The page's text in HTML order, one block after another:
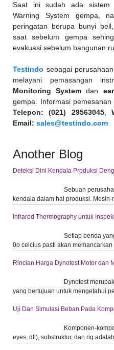
Saat ini sudah ada sistem
Warning System gempa,
peringatan berupa bunyi
saat sebelum gempa
evakuasi sebelum bangunan
Testindo sebagai
melayani pemasangan
Monitoring System dan
gempa. Informasi
Telepon: (021) 29563045,
Email: sales@testindo.com
Another Blog
Deteksi Dini Kendala Produksi
​Sebuah
kendala dalam hal produksi.
Infrared Thermography untuk
Setiap benda
0o celcius pasti akan
Rincian Harga Dynotest Motor dan
Dynotest
yang bertujuan untuk mengetahui
Uji Dan Simulasi Beban Pada
Komponen-
eyes, dll), substruktur, dan rig